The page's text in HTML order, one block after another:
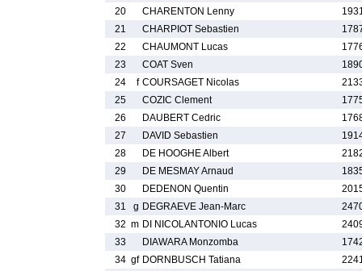
20
CHARENTON Lenny
21
CHARPIOT Sebastien
22
CHAUMONT Lucas
23
COAT Sven
24
f COURSAGET Nicolas
25
COZIC Clement
26
DAUBERT Cedric
27
DAVID Sebastien
28
DE HOOGHE Albert
29
DE MESMAY Arnaud
30
DEDENON Quentin
31
g DEGRAEVE Jean-Marc
32 m DI NICOLANTONIO Lucas
33
DIAWARA Monzomba
34 gf DORNBUSCH Tatiana